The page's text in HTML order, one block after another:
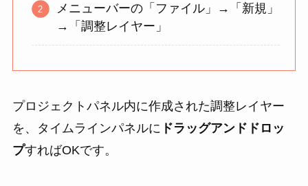
メニューバーの「ファイル」→「新規」
→「調整レイヤー」
プロジェクトパネル内に作成された調整レイヤー
を、タイムラインパネルに ドラッグアンドドロッ
プすればOKです。